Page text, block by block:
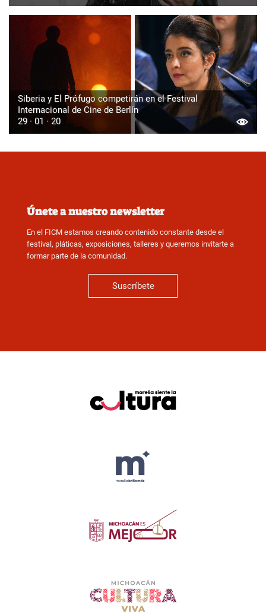
Siberia y El Prófugo competirán en el Festival
Internacional de Cine de Berlín
29 · 01 · 20
Únete a nuestro newsletter
En el FICM estamos creando contenido constante desde el
festival, pláticas, exposiciones, talleres y queremos invitarte a
formar parte de la comunidad.
Suscríbete